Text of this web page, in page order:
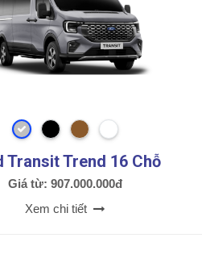
Transit Trend 16 Chỗ
Giá từ: 907.000.000đ
Xem chi tiết